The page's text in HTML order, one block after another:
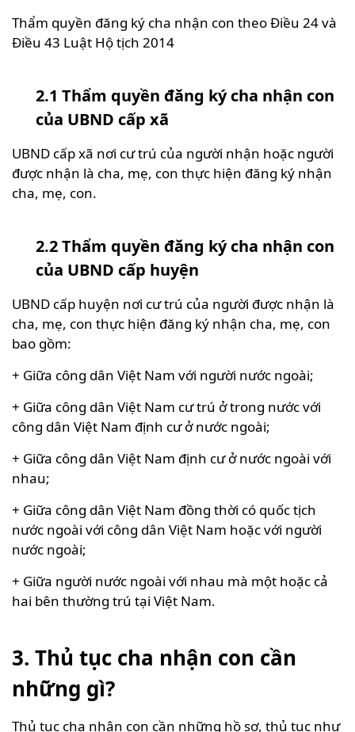
Thẩm quyền đăng ký cha nhận con theo Điều 24 và
Điều 43 Luật Hộ tịch 2014
2.1 Thẩm quyền đăng ký cha nhận con
của UBND cấp xã
UBND cấp xã nơi cư trú của người nhận hoặc người
được nhận là cha, mẹ, con thực hiện đăng ký nhận
cha, mẹ, con.
2.2 Thẩm quyền đăng ký cha nhận con
của UBND cấp huyện
UBND cấp huyện nơi cư trú của người được nhận là
cha, mẹ, con thực hiện đăng ký nhận cha, mẹ, con
bao gồm:
+ Giữa công dân Việt Nam với người nước ngoài;
+ Giữa công dân Việt Nam cư trú ở trong nước với
công dân Việt Nam định cư ở nước ngoài;
+ Giữa công dân Việt Nam định cư ở nước ngoài với
nhau;
+ Giữa công dân Việt Nam đồng thời có quốc tịch
nước ngoài với công dân Việt Nam hoặc với người
nước ngoài;
+ Giữa người nước ngoài với nhau mà một hoặc cả
hai bên thường trú tại Việt Nam.
3. Thủ tục cha nhận con cần
những gì?
Thủ tục cha nhận con cần những hồ sơ, thủ tục như